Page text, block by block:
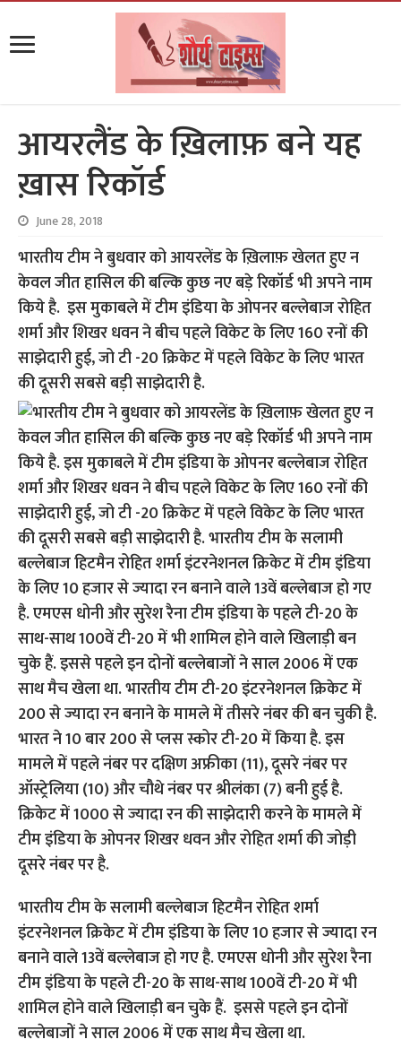
आयरलैंड के ख़िलाफ़ बने यह
ख़ास रिकॉर्ड
June 28, 2018
भारतीय टीम ने बुधवार को आयरलेंड के ख़िलाफ़ खेलत हुए न
केवल जीत हासिल की बल्कि कुछ नए बड़े रिकॉर्ड भी अपने नाम
किये है. इस मुकाबले में टीम इंडिया के ओपनर बल्लेबाज रोहित
शर्मा और शिखर धवन ने बीच पहले विकेट के लिए 160 रनों की
साझेदारी हुई, जो टी -20 क्रिकेट में पहले विकेट के लिए भारत
की दूसरी सबसे बड़ी साझेदारी है.
भारतीय टीम के सलामी बल्लेबाज हिटमैन रोहित शर्मा
इंटरनेशनल क्रिकेट में टीम इंडिया के लिए 10 हजार से ज्यादा रन
बनाने वाले 13वें बल्लेबाज हो गए है. एमएस धोनी और सुरेश रैना
टीम इंडिया के पहले टी-20 के साथ-साथ 100वें टी-20 में भी
शामिल होने वाले खिलाड़ी बन चुके हैं. इससे पहले इन दोनों
बल्लेबाजों ने साल 2006 में एक साथ मैच खेला था.